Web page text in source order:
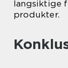
langsiktige
produkter.